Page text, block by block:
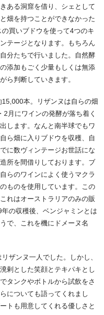
ある洞窟を借り、シェとして
畑を持つことができなかった
買いブドウを使って4つのキ
テージとなります。もちろん
分たちで行いました。自然酵
添加もごく少量もしくは無添
ら判断していきます。
本。リザンヌは自らの畑
月にワインの発酵が落ち着く
します。なんと南半球でもワ
ら畑に入りブドウを収穫、自
に数ヴィンテージお世話にな
所を間借りしております。ブ
らのワインによく使うマクラ
ものを使用しています。この
れはオーストラリアのみの販
の収穫後、ベンジャミンとは
で、これを機にドメーヌ名
ザンヌ一人でした。しかし、
剌とした笑顔とテキパキとし
タンクやボトルから試飲をさ
についても語ってくれまし
トも用意してくれる優しさと